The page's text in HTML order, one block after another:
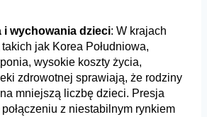
i wychowania dzieci: W krajach
jak Korea Południowa,
wysokie koszty życia,
zdrowotnej sprawiają, że rodziny
mniejszą liczbę dzieci. Presja
z niestabilnym rynkiem